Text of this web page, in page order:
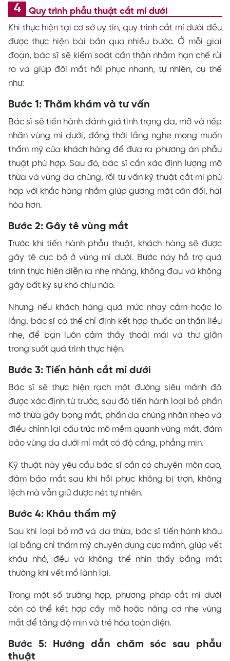
Quy trình phẫu thuật cắt mí dưới
Khi thực hiện tại cơ sở uy tín, quy trình cắt mí dưới đều
được thực hiện bài bản qua nhiều bước. Ở mỗi giai
đoạn, bác sĩ sẽ kiểm soát cẩn thận nhằm hạn chế rủi
ro và giúp đôi mắt hồi phục nhanh, tự nhiên, cụ thể
như:
Bước 1: Thăm khám và tư vấn
Bác sĩ sẽ tiến hành đánh giá tình trạng da, mỡ và nếp
nhăn vùng mí dưới, đồng thời lắng nghe mong muốn
thẩm mỹ của khách hàng để đưa ra phương án phẫu
thuật phù hợp. Sau đó, bác sĩ cần xác định lượng mỡ
thừa và vùng da chùng, rồi tư vấn kỹ thuật cắt mí phù
hợp với khắc hàng nhằm giúp gương mặt cân đối, hài
hòa hơn.
Bước 2: Gây tê vùng mắt
Trước khi tiến hành phẫu thuật, khách hàng sẽ được
gây tê cục bộ ở vùng mí dưới. Bước này hỗ trợ quá
trình thực hiện diễn ra nhẹ nhàng, không đau và không
gây bất kỳ sự khó chịu nào.
Nhưng nếu khách hàng quá mức nhạy cảm hoặc lo
lắng, bác sĩ có thể chỉ định kết hợp thuốc an thần liều
nhẹ, để bạn luôn cảm thấy thoải mái và thư giãn
trong suốt quá trình thực hiện.
Bước 3: Tiến hành cắt mí dưới
Bác sĩ sẽ thực hiện rạch một đường siêu mảnh đã
được xác định từ trước, sau đó tiến hành loại bỏ phần
mỡ thừa gây bọng mắt, phần da chùng nhăn nheo và
điều chỉnh lại cấu trúc mô mềm quanh vùng mắt, đảm
bảo vùng da dưới mí mắt có độ căng, phẳng mịn.
Kỹ thuật này yêu cầu bác sĩ cần có chuyên môn cao,
đảm bảo mắt sau khi hồi phục không bị trợn, không
lệch mà vẫn giữ được nét tự nhiên.
Bước 4: Khâu thẩm mỹ
Sau khi loại bỏ mỡ và da thừa, bác sĩ tiến hành khâu
lại bằng chỉ thẩm mỹ chuyên dụng cực mảnh, giúp vết
khâu nhỏ, đều và không thể nhìn thấy bằng mắt
thường khi vết mổ lành lại.
Trong một số trường hợp, phương pháp cắt mí dưới
còn có thể kết hợp cấy mỡ hoặc nâng cơ nhẹ vùng
mắt để tăng độ mịn và trẻ hóa toàn diện.
Bước 5: Hướng dẫn chăm sóc sau phẫu
thuật